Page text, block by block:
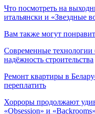
Что посмотреть на
итальянски и «Звездные
Вам также могут
Современные
надёжность строительства
Ремонт квартиры в
переплатить
Хорроры продолжают
«Obsession» и